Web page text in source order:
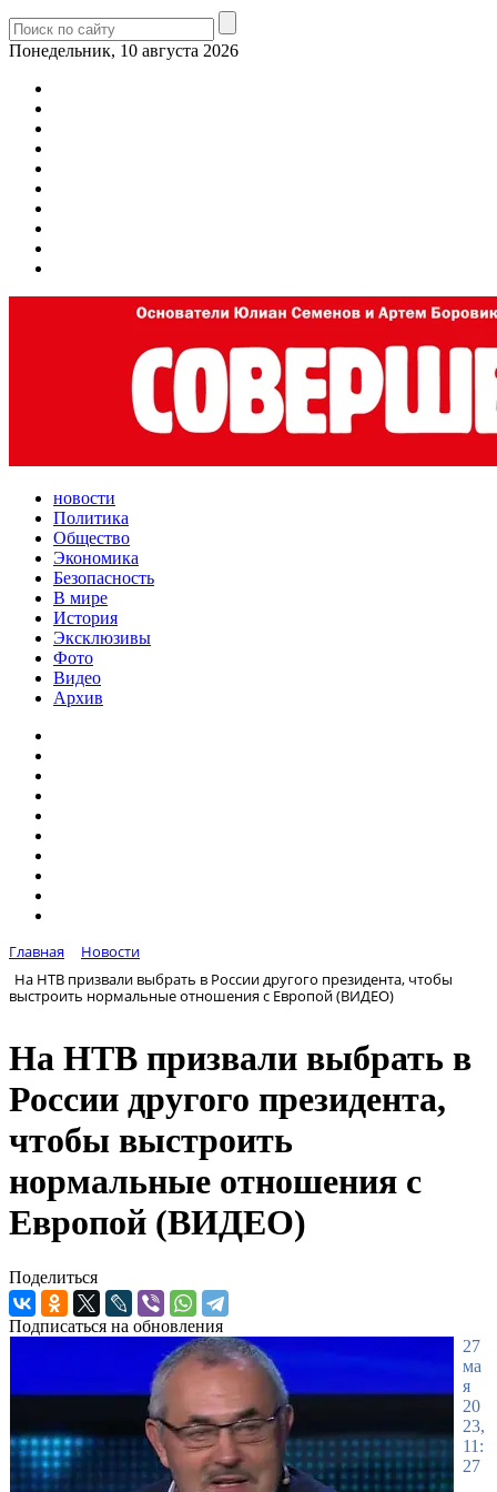
Понедельник, 10 августа 2026
новости
Политика
Общество
Экономика
Безопасность
В мире
История
Эксклюзивы
Фото
Видео
Архив
Главная
Новости
На НТВ призвали выбрать в России другого президента, чтобы
выстроить нормальные отношения с Европой (ВИДЕО)
На НТВ призвали выбрать в
России другого президента,
чтобы выстроить
нормальные отношения с
Европой (ВИДЕО)
Поделиться
Подписаться на обновления
27
ма
я
20
23,
11:
27